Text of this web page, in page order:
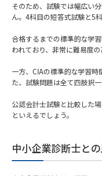
そのため、試験では幅広い
ん。4科目の短答式試験と5
合格するまでの標準的な学
われており、非常に難易度
一方、CIAの標準的な学習
た、試験問題は全て四肢択一
公認会計士試験と比較した
といえるでしょう。
中小企業診断士と